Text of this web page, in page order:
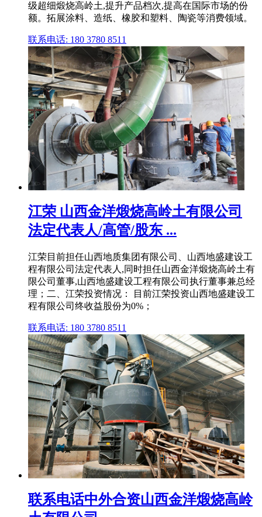
级超细煅烧高岭土,提升产品档次,提高在国际市场的份
额。拓展涂料、造纸、橡胶和塑料、陶瓷等消费领域。
联系电话: 180 3780 8511
江荣 山西金洋煅烧高岭土有限公司
法定代表人/高管/股东 ...
江荣目前担任山西地质集团有限公司、山西地盛建设工
程有限公司法定代表人,同时担任山西金洋煅烧高岭土有
限公司董事,山西地盛建设工程有限公司执行董事兼总经
理；二、江荣投资情况： 目前江荣投资山西地盛建设工
程有限公司终收益股份为0%；
联系电话: 180 3780 8511
联系电话中外合资山西金洋煅烧高岭